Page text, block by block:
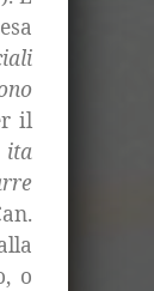
il
ita
o